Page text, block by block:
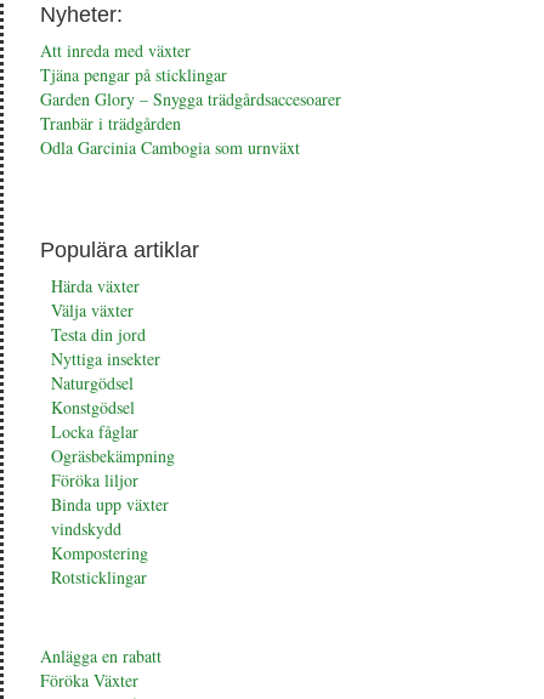
Nyheter:
Att inreda med växter
Tjäna pengar på sticklingar
Garden Glory – Snygga trädgårdsaccesoarer
Tranbär i trädgården
Odla Garcinia Cambogia som urnväxt
Populära artiklar
Härda växter
Välja växter
Testa din jord
Nyttiga insekter
Naturgödsel
Konstgödsel
Locka fåglar
Ogräsbekämpning
Föröka liljor
Binda upp växter
vindskydd
Kompostering
Rotsticklingar
Anlägga en rabatt
Föröka Växter